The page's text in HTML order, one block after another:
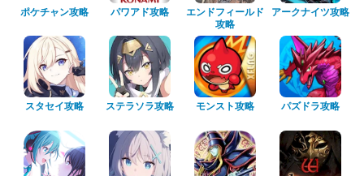
ポケチャン攻略 パワアド攻略
エンドフィールド
攻略
アークナイツ攻略
スタセイ攻略 ステラソラ攻略 モンスト攻略 パズドラ攻略